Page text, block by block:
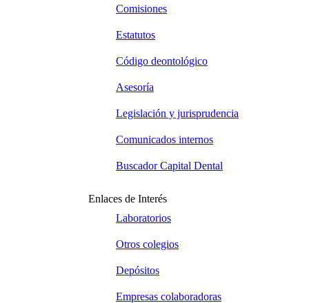
Comisiones
Estatutos
Código deontológico
Asesoría
Legislación y jurisprudencia
Comunicados internos
Buscador Capital Dental
Enlaces de Interés
Laboratorios
Otros colegios
Depósitos
Empresas colaboradoras